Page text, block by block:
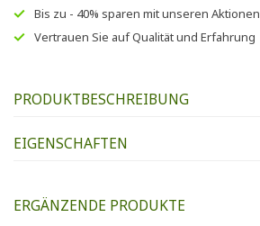
Bis zu - 40% sparen mit unseren Aktionen
Vertrauen Sie aufQualität und Erfahrung
PRODUKTBESCHREIBUNG
EIGENSCHAFTEN
ERGÄNZENDE PRODUKTE